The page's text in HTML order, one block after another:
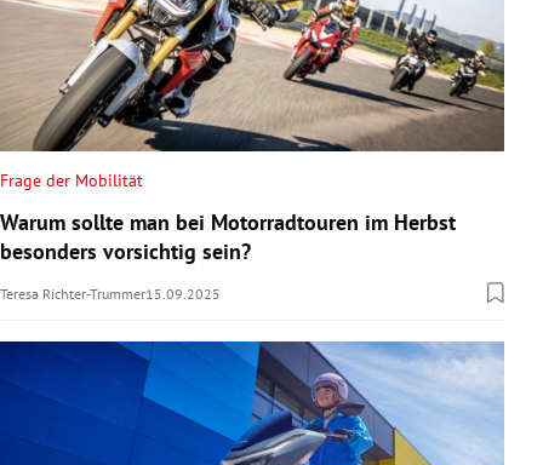
Frage der Mobilität
Warum sollte man bei Motorradtouren im Herbst
besonders vorsichtig sein?
Teresa Richter-Trummer15.09.2025